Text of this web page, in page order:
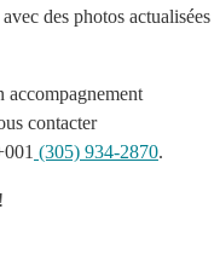
des photos actualisées
accompagnement
contacter
(305) 934-2870.